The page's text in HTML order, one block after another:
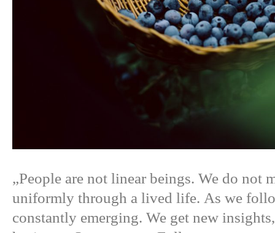
„People are not linear beings. We do not
uniformly through a lived life. As we
constantly emerging. We get new